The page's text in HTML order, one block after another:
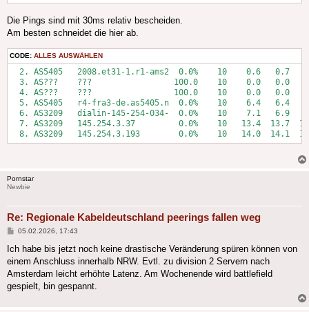
Die Pings sind mit 30ms relativ bescheiden.
Am besten schneidet die hier ab.
CODE: ALLES AUSWÄHLEN
2. AS5405   2008.et31-1.r1-ams2  0.0%    10    0.6   0.7
3. AS???    ???                 100.0    10    0.0   0.0
4. AS???    ???                 100.0    10    0.0   0.0
5. AS5405   r4-fra3-de.as5405.n  0.0%    10    6.4   6.4
6. AS3209   dialin-145-254-034-  0.0%    10    7.1   6.9
7. AS3209   145.254.3.37         0.0%    10   13.4  13.7
8. AS3209   145.254.3.193        0.0%    10   14.0  14.1
Pornstar
Newbie
Re: Regionale Kabeldeutschland peerings fallen weg
Beitrag
05.02.2026, 17:43
Ich habe bis jetzt noch keine drastische Veränderung spüren können von
einem Anschluss innerhalb NRW. Evtl. zu division 2 Servern nach
Amsterdam leicht erhöhte Latenz. Am Wochenende wird battlefield
gespielt, bin gespannt.